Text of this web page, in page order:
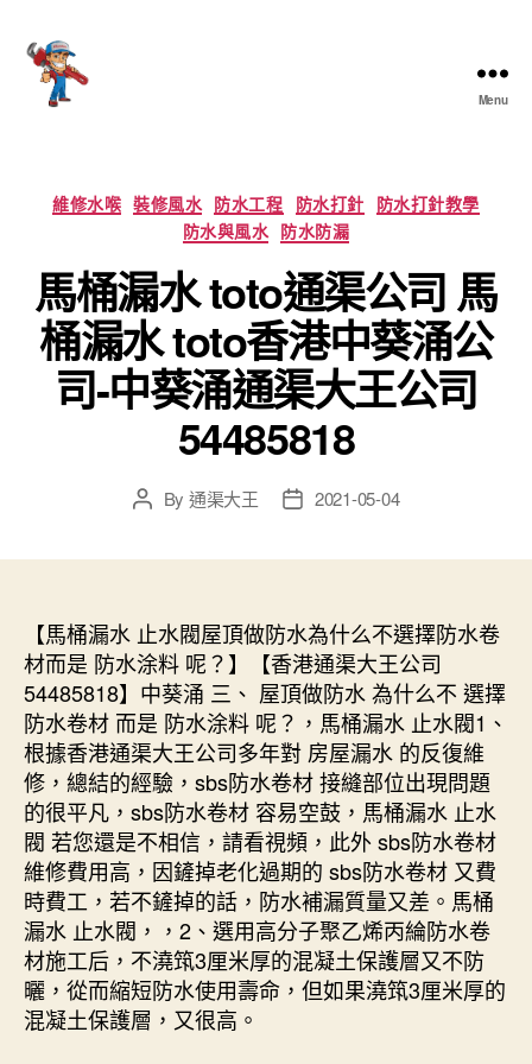
Menu
Categories
維修水喉 裝修風水 防水工程 防水打針 防水打針教學
防水與風水 防水防漏
馬桶漏水 toto通渠公司 馬
桶漏水 toto香港中葵涌公
司-中葵涌通渠大王公司
54485818
PostBy 通渠大王
Post2021-05-04
【馬桶漏水 止水閥屋頂做防水為什么不選擇防水卷
材而是 防水涂料 呢？】【香港通渠大王公司
54485818】中葵涌 三、 屋頂做防水 為什么不 選擇
防水卷材 而是 防水涂料 呢？，馬桶漏水 止水閥1、
根據香港通渠大王公司多年對 房屋漏水 的反復維
修，總結的經驗，sbs防水卷材 接縫部位出現問題
的很平凡，sbs防水卷材 容易空鼓，馬桶漏水 止水
閥 若您還是不相信，請看視頻，此外 sbs防水卷材
維修費用高，因鏟掉老化過期的 sbs防水卷材 又費
時費工，若不鏟掉的話，防水補漏質量又差。馬桶
漏水 止水閥，，2、選用高分子聚乙烯丙綸防水卷
材施工后，不澆筑3厘米厚的混凝土保護層又不防
曬，從而縮短防水使用壽命，但如果澆筑3厘米厚的
混凝土保護層，又很高。